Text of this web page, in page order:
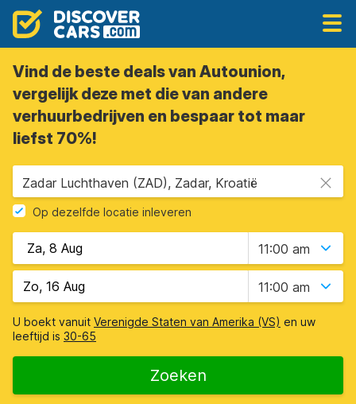
Vind de beste deals van Autounion,
vergelijk deze met die van andere
verhuurbedrijven en bespaar tot maar
liefst 70%!
Zadar Luchthaven (ZAD), Zadar, Kroatië
Op dezelfde locatie inleveren
11:00 am
11:00 am
U boekt vanuit Verenigde Staten van Amerika (VS) en uw
leeftijd is 30-65
Zoeken